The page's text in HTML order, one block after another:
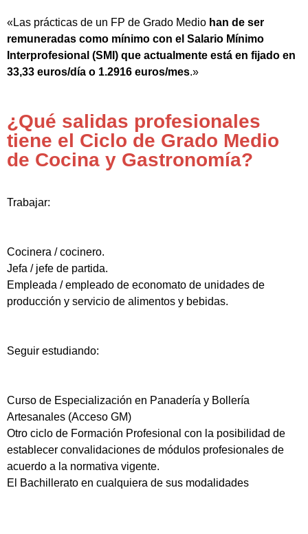
«Las prácticas de un FP de Grado Medio han de ser
remuneradas como mínimo con el Salario Mínimo
Interprofesional (SMI) que actualmente está en fijado en
33,33 euros/día o 1.2916 euros/mes.»
¿Qué salidas profesionales
tiene el Ciclo de Grado Medio
de Cocina y Gastronomía?
Trabajar:
Cocinera / cocinero.
Jefa / jefe de partida.
Empleada / empleado de economato de unidades de
producción y servicio de alimentos y bebidas.
Seguir estudiando:
Curso de Especialización en Panadería y Bollería
Artesanales (Acceso GM)
Otro ciclo de Formación Profesional con la posibilidad de
establecer convalidaciones de módulos profesionales de
acuerdo a la normativa vigente.
El Bachillerato en cualquiera de sus modalidades